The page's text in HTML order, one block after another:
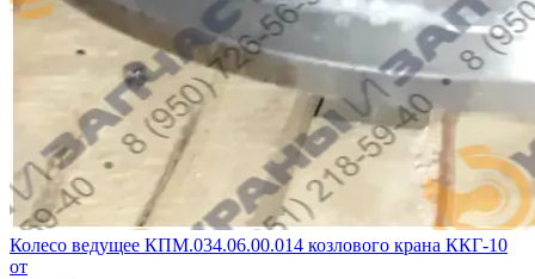
Колесо ведущее КПМ.034.06.00.014 козлового крана ККГ-10
от